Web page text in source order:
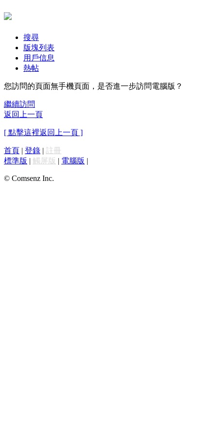
搜尋
版塊列表
用戶信息
熱帖
您訪問的頁面無手機頁面，是否進一步訪問電腦版？
繼續訪問
返回上一頁
[ 點擊這裡返回上一頁 ]
首頁 | 登錄 | 註冊
標準版 | 觸屏版 | 電腦版 |
© Comsenz Inc.